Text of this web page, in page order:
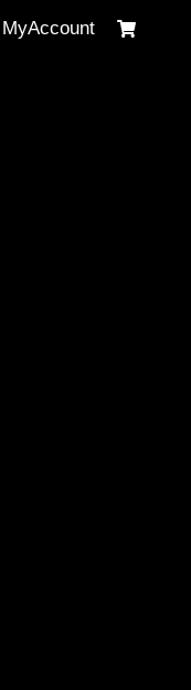
MyAccount